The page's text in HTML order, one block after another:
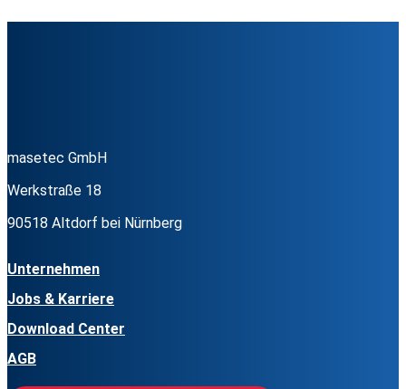
masetec GmbH
Werkstraße 18
90518 Altdorf bei Nürnberg
Unternehmen
Jobs & Karriere
Download Center
AGB